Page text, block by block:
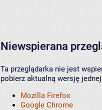
Niewspierana
Ta przeglądarka nie jest
pobierz aktualną wersję
Mozilla Firefox
Google Chrome